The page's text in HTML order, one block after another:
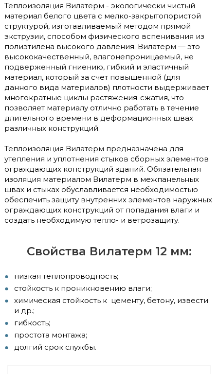
Теплоизоляция Вилатерм - экологически чистый
материал белого цвета с мелко-закрытопористой
структурой, изготавливаемый методом прямой
экструзии, способом физического вспенивания из
полиэтилена высокого давления. Вилатерм — это
высококачественный, влагонепроницаемый, не
подверженный гниению, гибкий и эластичный
материал, который за счет повышенной (для
данного вида материалов) плотности выдерживает
многократные циклы растяжения-сжатия, что
позволяет материалу отлично работать в течение
длительного времени в деформационных швах
различных конструкций.
Теплоизоляция Вилатерм предназначена для
утепления и уплотнения стыков сборных элементов
ограждающих конструкций зданий. Обязательная
изоляция материалом Вилатерм в межпанельных
швах и стыках обуславливается необходимостью
обеспечить защиту внутренних элементов наружных
ограждающих конструкций от попадания влаги и
создать необходимую тепло- и ветрозащиту.
Свойства Вилатерм 12 мм:
низкая теплопроводность;
стойкость к проникновению влаги;
химическая стойкость к цементу, бетону, извести
и др.;
гибкость;
простота монтажа;
долгий срок службы.